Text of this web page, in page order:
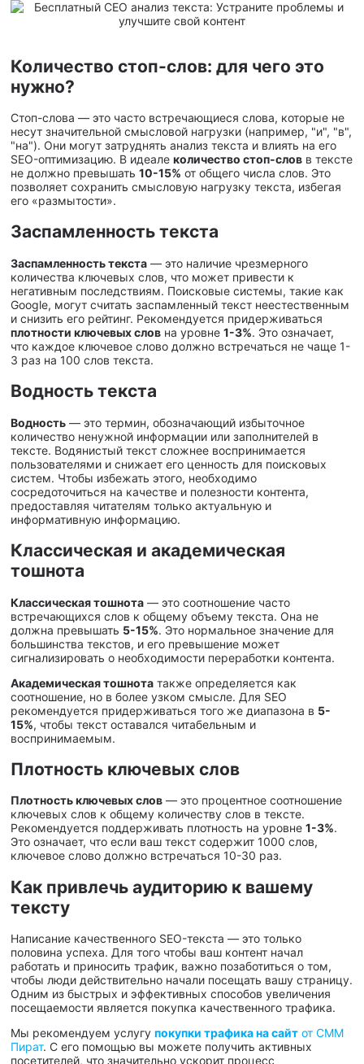
Количество стоп-слов: для чего это
нужно?
Стоп-слова — это часто встречающиеся слова, которые не
несут значительной смысловой нагрузки (например, "и", "в",
"на"). Они могут затруднять анализ текста и влиять на его
SEO-оптимизацию. В идеале количество стоп-слов в тексте
не должно превышать 10-15% от общего числа слов. Это
позволяет сохранить смысловую нагрузку текста, избегая
его «размытости».
Заспамленность текста
Заспамленность текста — это наличие чрезмерного
количества ключевых слов, что может привести к
негативным последствиям. Поисковые системы, такие как
Google, могут считать заспамленный текст неестественным
и снизить его рейтинг. Рекомендуется придерживаться
плотности ключевых слов на уровне 1-3%. Это означает,
что каждое ключевое слово должно встречаться не чаще 1-
3 раз на 100 слов текста.
Водность текста
Водность — это термин, обозначающий избыточное
количество ненужной информации или заполнителей в
тексте. Водянистый текст сложнее воспринимается
пользователями и снижает его ценность для поисковых
систем. Чтобы избежать этого, необходимо
сосредоточиться на качестве и полезности контента,
предоставляя читателям только актуальную и
информативную информацию.
Классическая и академическая
тошнота
Классическая тошнота — это соотношение часто
встречающихся слов к общему объему текста. Она не
должна превышать 5-15%. Это нормальное значение для
большинства текстов, и его превышение может
сигнализировать о необходимости переработки контента.
Академическая тошнота также определяется как
соотношение, но в более узком смысле. Для SEO
рекомендуется придерживаться того же диапазона в 5-
15%, чтобы текст оставался читабельным и
воспринимаемым.
Плотность ключевых слов
Плотность ключевых слов — это процентное соотношение
ключевых слов к общему количеству слов в тексте.
Рекомендуется поддерживать плотность на уровне 1-3%.
Это означает, что если ваш текст содержит 1000 слов,
ключевое слово должно встречаться 10-30 раз.
Как привлечь аудиторию к вашему
тексту
Написание качественного SEO-текста — это только
половина успеха. Для того чтобы ваш контент начал
работать и приносить трафик, важно позаботиться о том,
чтобы люди действительно начали посещать вашу страницу.
Одним из быстрых и эффективных способов увеличения
посещаемости является покупка качественного трафика.
Мы рекомендуем услугу покупки трафика на сайт от СММ
Пират. С его помощью вы можете получить активных
посетителей, что значительно ускорит процесс